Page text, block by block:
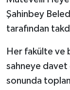
Şahinbey
tarafından
Her fakülte ve
sahneye davet
sonunda